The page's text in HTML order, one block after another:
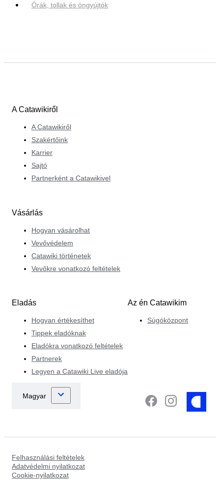
Órák, tollak és öngyújtók
A Catawikiről
A Catawikiről
Szakértőink
Karrier
Sajtó
Partnerként a Catawikivel
Vásárlás
Hogyan vásárolhat
Vevővédelem
Catawiki történetek
Vevőkre vonatkozó feltételek
Eladás
Hogyan értékesíthet
Tippek eladóknak
Eladókra vonatkozó feltételek
Partnerek
Legyen a Catawiki Live eladója
Az én Catawikim
Súgóközpont
Felhasználási feltételek
Adatvédelmi nyilatkozat
Cookie-nyilatkozat